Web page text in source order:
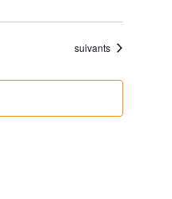
Évènements
suivants